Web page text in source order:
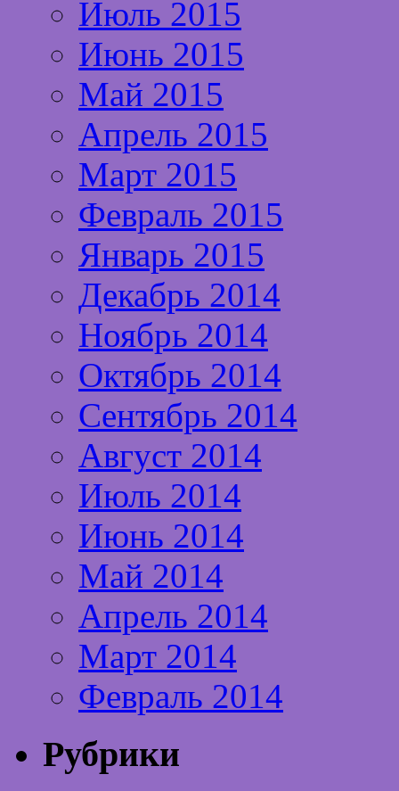
Июль 2015
Июнь 2015
Май 2015
Апрель 2015
Март 2015
Февраль 2015
Январь 2015
Декабрь 2014
Ноябрь 2014
Октябрь 2014
Сентябрь 2014
Август 2014
Июль 2014
Июнь 2014
Май 2014
Апрель 2014
Март 2014
Февраль 2014
Рубрики